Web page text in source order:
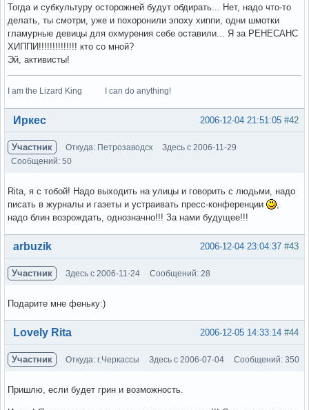
Тогда и субкультуру осторожней будут обдирать... Нет, надо что-то
делать, ты смотри, уже и похоронили эпоху хиппи, одни шмотки
гламурные девицы для охмурения себе оставили... Я за РЕНЕСАНС
ХИППИ!!!!!!!!!!!!!! кто со мной?
Эй, активисты!
I am the Lizard King I can do anything!
Вне форума #42
2006-12-04 21:51:05
Иркес
Участник Откуда: Петрозаводск
Здесь с 2006-11-29
Сообщений: 50
Rita, я с тобой! Надо выходить на улицы и говорить с людьми, надо
писать в журналы и газеты и устраивать пресс-конференции
надо блин возрождать, однозначно!!! За нами будущее!!!
Вне форума #43
2006-12-04 23:04:37
arbuzik
Участник Здесь с 2006-11-24 Сообщений: 28
Подарите мне феньку:)
Вне форума #44
2006-12-05 14:33:14
Lovely Rita
Участник Откуда: г.Черкассы Здесь с 2006-07-04 Сообщений: 350
Пришлю, если будет грин и возможность.